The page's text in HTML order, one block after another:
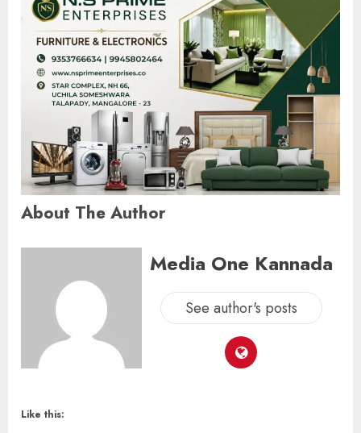
About The Author
Media One Kannada
See author's posts
Like this: